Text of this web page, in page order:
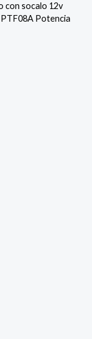
con socalo 12v
Potencia